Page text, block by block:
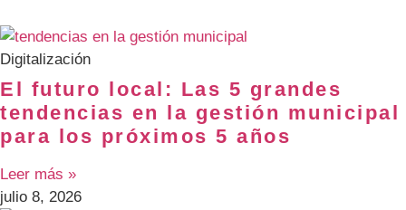
Digitalización
El futuro local: Las 5 grandes
tendencias en la gestión municipal
para los próximos 5 años
Leer más »
julio 8, 2026